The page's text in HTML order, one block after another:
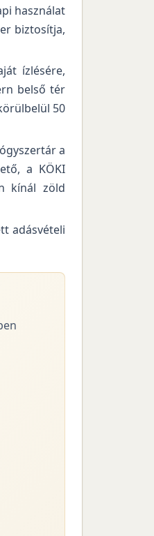
használat
biztosítja,
ízlésére,
belső tér
50
a
a KÖKI
kínál zöld
adásvételi